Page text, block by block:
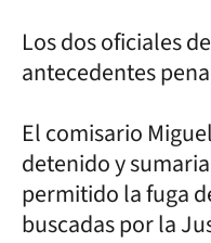
Los dos oficiales
antecedentes
El comisario
detenido y
permitido la fuga
buscadas por la